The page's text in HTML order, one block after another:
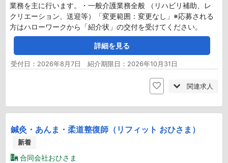
業務を主に行います。・一般介護業務全般 （リハビリ補助、レ
クリエーション、送迎等）「変更範囲：変更なし」※応募される
方はハローワークから「紹介状」の交付を受けてください。
詳細を見る
受付日：2026年8月7日 紹介期限日：2026年10月31日
関連求人
鍼灸・あんま・柔道整復師（リフィット おひさま）
新着
合同会社おひさま